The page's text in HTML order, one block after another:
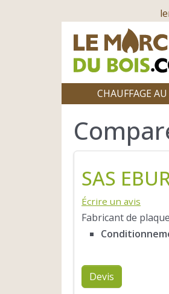
CHAUFFAGE
SAS
Écrire un avis
Fabricant de
Devis